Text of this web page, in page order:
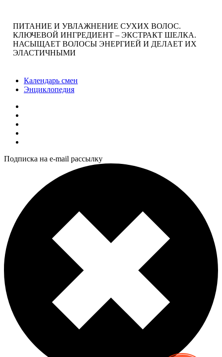
ПИТАНИЕ И УВЛАЖНЕНИЕ СУХИХ ВОЛОС.
КЛЮЧЕВОЙ ИНГРЕДИЕНТ – ЭКСТРАКТ ШЕЛКА.
НАСЫЩАЕТ ВОЛОСЫ ЭНЕРГИЕЙ И ДЕЛАЕТ ИХ
ЭЛАСТИЧНЫМИ
Календарь смен
Энциклопедия
Подписка на e-mail рассылку